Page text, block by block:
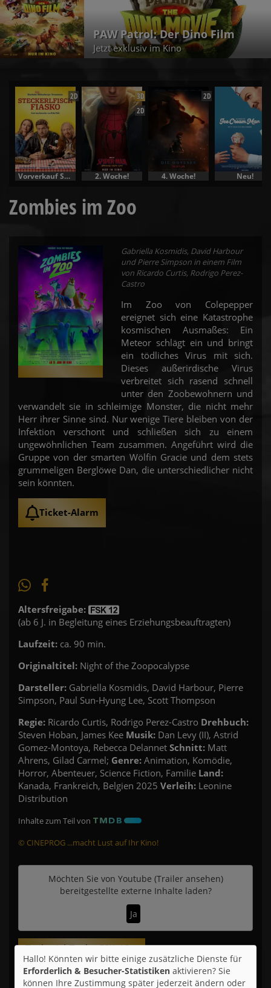
PAW Patrol: Der Dino Film
Jetzt exklusiv im Kino
2D
Vorverkauf Specials
3D
2D
2. Woche!
2D
4. Woche! Neu!
Zombies im Zoo
Gabriella Kosmidis, David Harbour
und Pierre Simpson in einem Film
von Ricardo Curtis, Rodrigo Perez-
Castro
Im Zoo von Colepepper
ereignet sich eine Katastrophe
kosmischen Ausmaßes: Ein
Meteor schlägt ein und bringt
ein tödliches Virus mit sich.
Dieses außerirdische Virus
verbreitet sich rasend schnell
unter den Zoobewohnern und
verwandelt sie in schleimige Monster, die nicht mehr
Herr ihrer Sinne sind. Nur wenige Tiere bleiben von der
Infektion verschont und schließen sich zu einem
ungewöhnlichen Team zusammen. Angeführt wird die
Gruppe von der smarten Wölfin Gracie und dem stets
grummeligen Berglöwe Dan, die unterschiedlicher nicht
sein könnten.
Ticket-Alarm
Altersfreigabe:
(ab 6 J. in Begleitung eines Erziehungsbeauftragten)
Laufzeit: ca. 90 min.
Originaltitel: Night of the Zoopocalypse
Darsteller: Gabriella Kosmidis, David Harbour, Pierre
Simpson, Paul Sun-Hyung Lee, Scott Thompson
Regie: Ricardo Curtis, Rodrigo Perez-Castro Drehbuch:
Steven Hoban, James Kee Musik: Dan Levy (II), Astrid
Gomez-Montoya, Rebecca Delannet Schnitt: Matt
Ahrens, Gilad Carmel; Genre: Animation, Komödie,
Horror, Abenteuer, Science Fiction, Familie Land:
Kanada, Frankreich, Belgien 2025 Verleih: Leonine
Distribution
Inhalte zum Teil von
© CINEPROG ...macht Lust auf Ihr Kino!
Möchten Sie von Youtube (Trailer ansehen)
bereitgestellte externe Inhalte laden?
Ja
Trailer 1 | Trailer-FSK: 12
Hallo! Könnten wir bitte einige zusätzliche Dienste für
Erforderlich & Besucher-Statistiken aktivieren? Sie
können Ihre Zustimmung später jederzeit ändern oder